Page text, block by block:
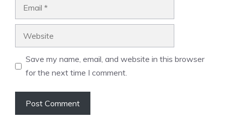
Save my name, email, and website in this browser
for the next time I comment.